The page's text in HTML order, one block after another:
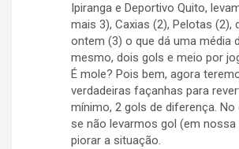
Ipiranga e Deportivo Quito,
mais 3), Caxias (2), Pelotas (2),
ontem (3) o que dá uma média
mesmo, dois gols e meio por
É mole? Pois bem, agora
verdadeiras façanhas para
mínimo, 2 gols de diferença. No
se não levarmos gol (em nossa
piorar a situação.